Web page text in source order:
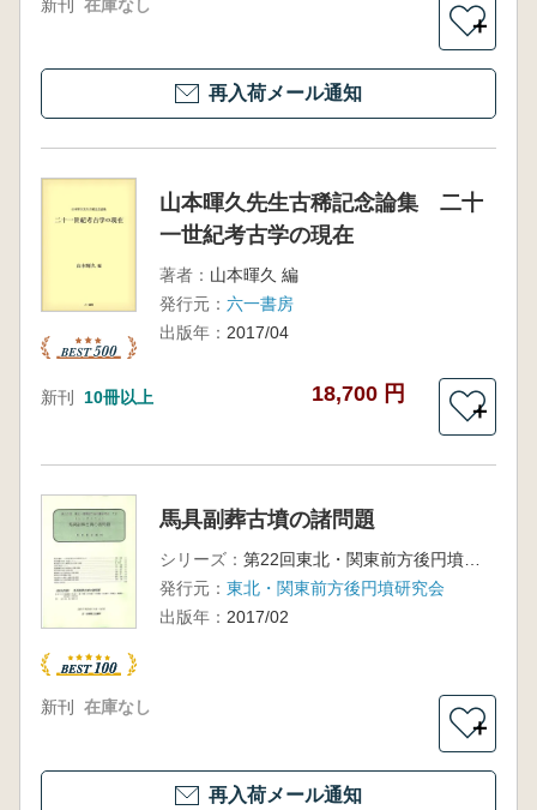
新刊 在庫なし
＋
再入荷メール通知
山本暉久先生古稀記念論集 二十
一世紀考古学の現在
著者： 山本暉久 編
発行元： 六一書房
出版年： 2017/04
新刊 10冊以上 18,700 円
＋
馬具副葬古墳の諸問題
シリーズ：
第22回東北・関東前方後円墳研究会大会
発行元： 東北・関東前方後円墳研究会
出版年： 2017/02
新刊 在庫なし
＋
再入荷メール通知